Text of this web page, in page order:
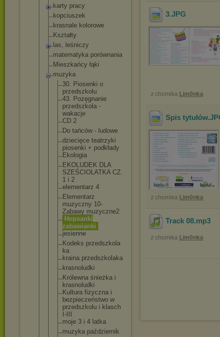
karty pracy
kopciuszek
krasnale kolorowe
Kształty
las, leśniczy
matematyka porównania
Mieszkańcy łąki
muzyka
30. Piosenki o
przedszkolu
43. Pozęgnanie
przedszkola -
wakacje
CD 2
Do tańców - ludowe
dziecięce teatrzyki
piosenki + podkłady
Ekologia
EKOLUDEK DLA
SZEŚCIOLATKA CZ.
1 i 2
elementarz 4
Elementarz
muzyczny 10-
Zabawy muzyczne2
Hopsanki
zabawianki
jesienne
Kodeks przedszkola
ka
kraina przedszkolaka
krasnoludki
Królewna śnieżka i
krasnoludki
Kultura fizyczna i
bezpieczeństwo w
przedszkolu i klasch
I-III
moje 3 i 4 latka
muzyka październik
3.JPG
z chomika Lim0nka
Spis tytułów
z chomika Lim0nka
Track 08.mp3
z chomika Lim0nka